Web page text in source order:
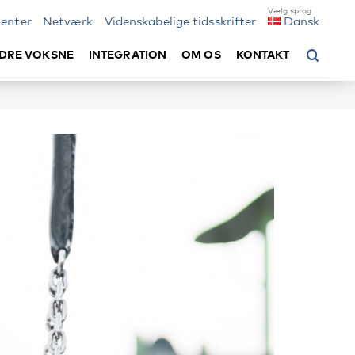
Netværk Videnskabelige tidsskrifter Dansk
VOKSNE INTEGRATION OM OS KONTAKT